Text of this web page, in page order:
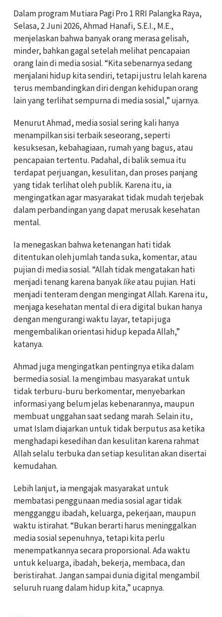
Dalam program Mutiara Pagi Pro 1 RRI Palangka Raya,
Selasa, 2 Juni 2026, Ahmad Hanafi, S.E.I., M.E.,
menjelaskan bahwa banyak orang merasa gelisah,
minder, bahkan gagal setelah melihat pencapaian
orang lain di media sosial. “Kita sebenarnya sedang
menjalani hidup kita sendiri, tetapi justru lelah karena
terus membandingkan diri dengan kehidupan orang
lain yang terlihat sempurna di media sosial,” ujarnya.
Menurut Ahmad, media sosial sering kali hanya
menampilkan sisi terbaik seseorang, seperti
kesuksesan, kebahagiaan, rumah yang bagus, atau
pencapaian tertentu. Padahal, di balik semua itu
terdapat perjuangan, kesulitan, dan proses panjang
yang tidak terlihat oleh publik. Karena itu, ia
mengingatkan agar masyarakat tidak mudah terjebak
dalam perbandingan yang dapat merusak kesehatan
mental.
Ia menegaskan bahwa ketenangan hati tidak
ditentukan oleh jumlah tanda suka, komentar, atau
pujian di media sosial. “Allah tidak mengatakan hati
menjadi tenang karena banyaklikeatau pujian. Hati
menjadi tenteram dengan mengingat Allah. Karena itu,
menjaga kesehatan mental di era digital bukan hanya
dengan mengurangi waktu layar, tetapi juga
mengembalikan orientasi hidup kepada Allah,”
katanya.
Ahmad juga mengingatkan pentingnya etika dalam
bermedia sosial. Ia mengimbau masyarakat untuk
tidak terburu-buru berkomentar, menyebarkan
informasi yang belum jelas kebenarannya, maupun
membuat unggahan saat sedang marah. Selain itu,
umat Islam diajarkan untuk tidak berputus asa ketika
menghadapi kesedihan dan kesulitan karena rahmat
Allah selalu terbuka dan setiap kesulitan akan disertai
kemudahan.
Lebih lanjut, ia mengajak masyarakat untuk
membatasi penggunaan media sosial agar tidak
mengganggu ibadah, keluarga, pekerjaan, maupun
waktu istirahat. “Bukan berarti harus meninggalkan
media sosial sepenuhnya, tetapi kita perlu
menempatkannya secara proporsional. Ada waktu
untuk keluarga, ibadah, bekerja, membaca, dan
beristirahat. Jangan sampai dunia digital mengambil
seluruh ruang dalam hidup kita,” ucapnya.